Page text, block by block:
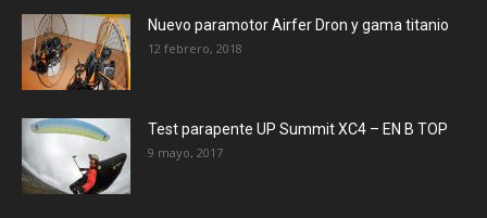
Nuevo paramotor Airfer Dron y gama titanio
12 febrero, 2018
Test parapente UP Summit XC4 – EN B TOP
9 mayo, 2017